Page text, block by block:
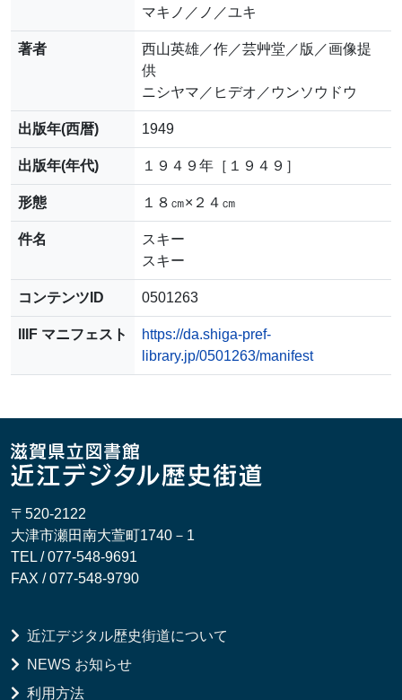
マキノ／ノ／ユキ
著者
西山英雄／作／芸艸堂／版／画像提
供
ニシヤマ／ヒデオ／ウンソウドウ
出版年(西暦) 1949
出版年(年代) １９４９年［１９４９］
形態 １８㎝×２４㎝
件名
スキー
スキー
コンテンツID 0501263
IIIF マニフェスト
https://da.shiga-pref-
library.jp/0501263/manifest
〒520-2122
大津市瀬田南大萱町1740－1
TEL / 077-548-9691
FAX / 077-548-9790
近江デジタル歴史街道について
NEWS お知らせ
利用方法